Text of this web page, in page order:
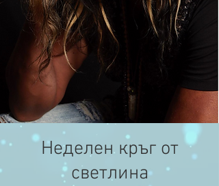
Неделен кръг от
светлина